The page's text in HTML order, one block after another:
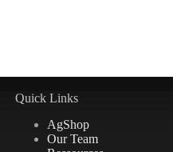
Quick Links
AgShop
Our Team